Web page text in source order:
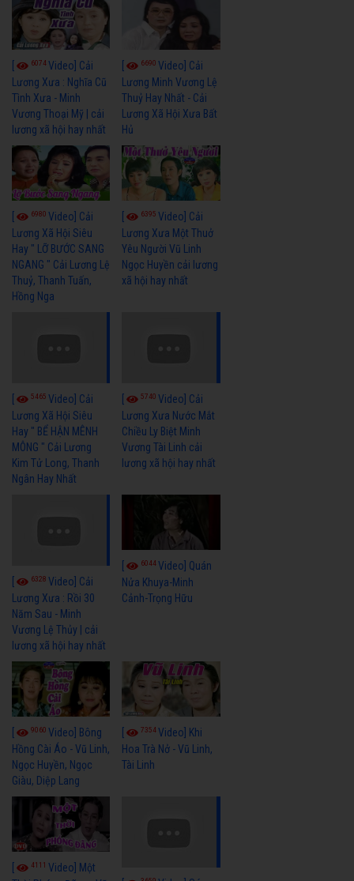
6074Video] Cải
Lương Xưa : Nghĩa Cũ
Tình Xưa - Minh
Vương Thoại Mỹ | cải
lương xã hội hay nhất
6690Video] Cải
Lương Minh Vương Lệ
Thuỷ Hay Nhất - Cải
Lương Xã Hội Xưa Bất
Hủ
6980 Video] Cải
Lương Xã Hội Siêu
Hay " LỠ BƯỚC SANG
NGANG " Cải Lương Lệ
Thuỷ, Thanh Tuấn,
Hồng Nga
6395Video] Cải
Lương Xưa Một Thuở
Yêu Người Vũ Linh
Ngọc Huyền cải lương
xã hội hay nhất
5465 Video] Cải
Lương Xã Hội Siêu
Hay " BỂ HẬN MÊNH
MÔNG " Cải Lương
Kim Tử Long, Thanh
Ngân Hay Nhất
5740Video] Cải
Lương Xưa Nước Mắt
Chiều Ly Biệt Minh
Vương Tài Linh cải
lương xã hội hay nhất
6328 Video] Cải
Lương Xưa : Rồi 30
Năm Sau - Minh
Vương Lệ Thủy | cải
lương xã hội hay nhất
6044Video] Quán
Nửa Khuya-Minh
Cảnh-Trọng Hữu
9060 Video] Bông
Hồng Cài Áo - Vũ Linh,
Ngọc Huyền, Ngọc
Giàu, Diệp Lang
7354Video] Khi
Hoa Trà Nở - Vũ Linh,
Tài Linh
4111 Video] Một